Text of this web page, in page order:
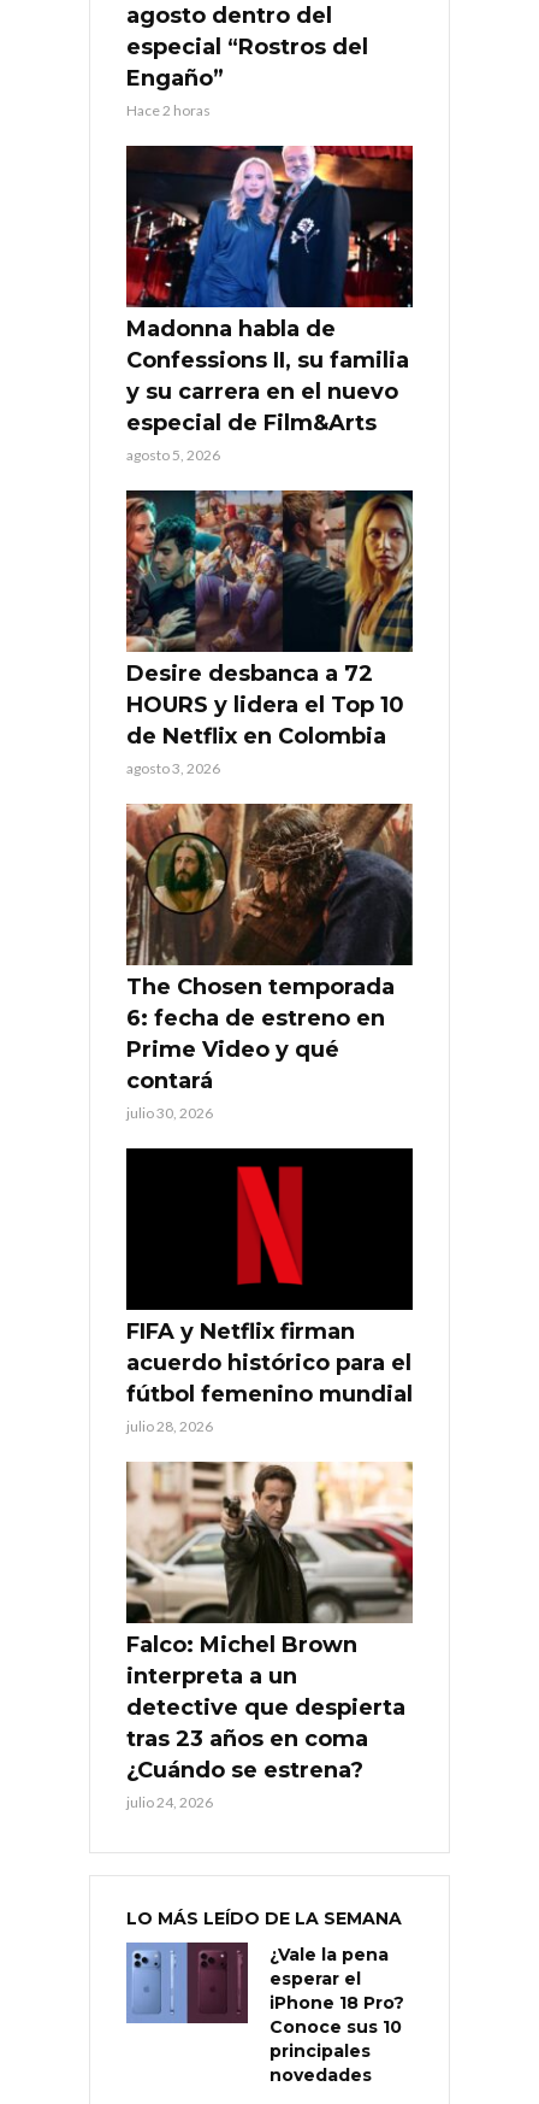
agosto dentro del
especial “Rostros del
Engaño”
Hace 2 horas
Madonna habla de
Confessions II, su familia
y su carrera en el nuevo
especial de Film&Arts
agosto 5, 2026
Desire desbanca a 72
HOURS y lidera el Top 10
de Netflix en Colombia
agosto 3, 2026
The Chosen temporada
6: fecha de estreno en
Prime Video y qué
contará
julio 30, 2026
FIFA y Netflix firman
acuerdo histórico para el
fútbol femenino mundial
julio 28, 2026
Falco: Michel Brown
interpreta a un
detective que despierta
tras 23 años en coma
¿Cuándo se estrena?
julio 24, 2026
LO MÁS LEÍDO DE LA SEMANA
¿Vale la pena
esperar el
iPhone 18 Pro?
Conoce sus 10
principales
novedades